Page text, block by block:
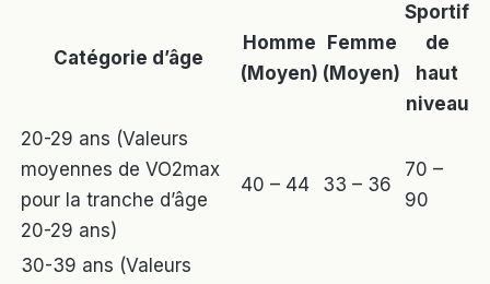
Catégorie d’âge
Homme
(Moyen)
Femme
(Moyen)
Sportif
de
haut
niveau
20-29 ans (Valeurs
moyennes de VO2max
pour la tranche d’âge
20-29 ans)
40 – 44 33 – 36
70 –
90
30-39 ans (Valeurs